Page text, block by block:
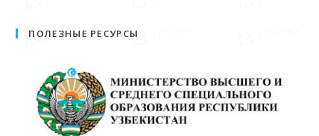
ПОЛЕЗНЫЕ РЕСУРСЫ